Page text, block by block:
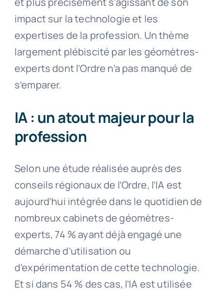
impact sur la technologie et les
expertises de la profession. Un thème
largement plébiscité par les géomètres-
experts dont l’Ordre n’a pas manqué de
s’emparer.
IA : un atout majeur pour la
profession
Selon une étude réalisée auprès des
conseils régionaux de l’Ordre, l’IA est
aujourd’hui intégrée dans le quotidien de
nombreux cabinets de géomètres-
experts, 74 % ayant déjà engagé une
démarche d’utilisation ou
d’expérimentation de cette technologie.
Et si dans 54 % des cas, l’IA est utilisée